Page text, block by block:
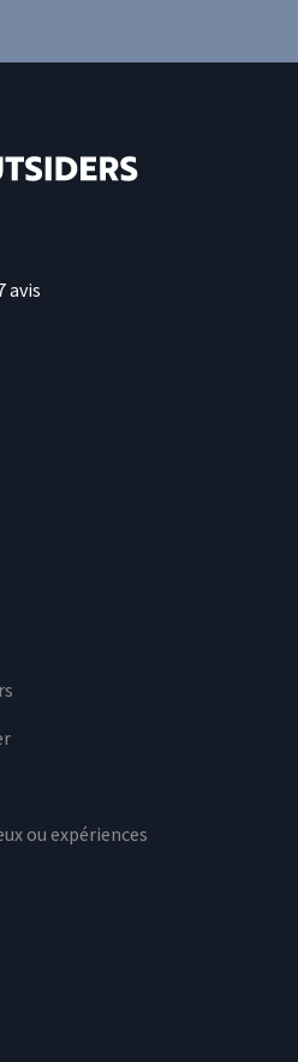
avis
ou expériences